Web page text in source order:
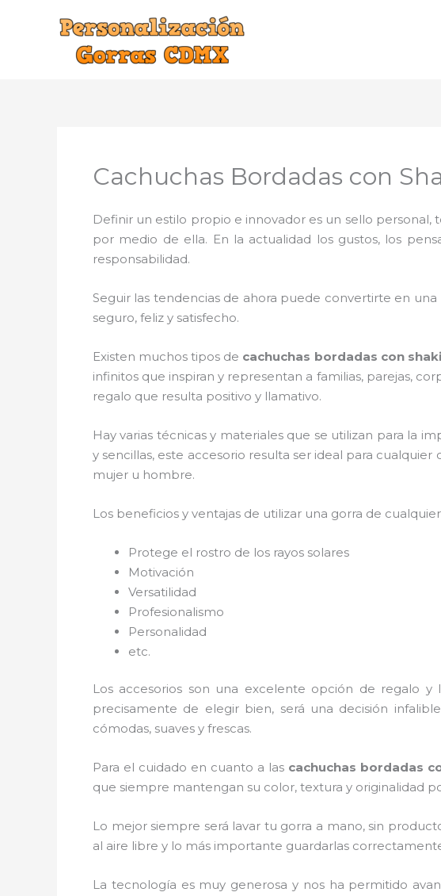
Cachuchas Bordadas con
Definir un estilo propio e innovador es un sello
por medio de ella. En la actualidad los gustos, los
responsabilidad.
Seguir las tendencias de ahora puede convertirte en
seguro, feliz y satisfecho.
Existen muchos tipos de cachuchas bordadas con
infinitos que inspiran y representan a familias, parejas,
regalo que resulta positivo y llamativo.
Hay varias técnicas y materiales que se utilizan para la
y sencillas, este accesorio resulta ser ideal para
mujer u hombre.
Los beneficios y ventajas de utilizar una gorra de
Protege el rostro de los rayos solares
Motivación
Versatilidad
Profesionalismo
Personalidad
etc.
Los accesorios son una excelente opción de regalo y
precisamente de elegir bien, será una decisión
cómodas, suaves y frescas.
Para el cuidado en cuanto a las cachuchas bordadas
que siempre mantengan su color, textura y originalidad
Lo mejor siempre será lavar tu gorra a mano, sin
al aire libre y lo más importante guardarlas
La tecnología es muy generosa y nos ha permitido